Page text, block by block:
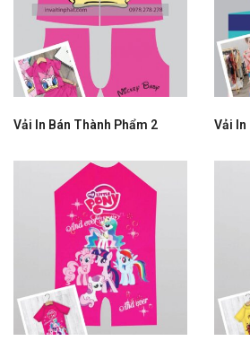
Vải In Bán Thành Phẩm 2 Vải In